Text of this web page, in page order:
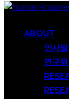
ABOUT
인사말
연구